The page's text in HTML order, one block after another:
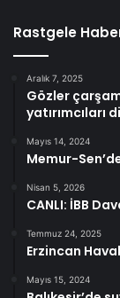
Rastgele
Aralık 7, 2025
Gözler
yatırımcıları
Mayıs 14, 2024
Memur-
Nisan 5, 2026
CANLI: İBB
Temmuz 24, 2025
Erzincan
Mayıs 15, 2024